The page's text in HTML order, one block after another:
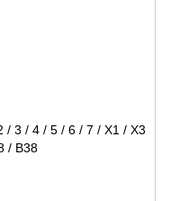
/ 3 / 4 / 5 / 6 / 7 / X1 / X3
/ B38